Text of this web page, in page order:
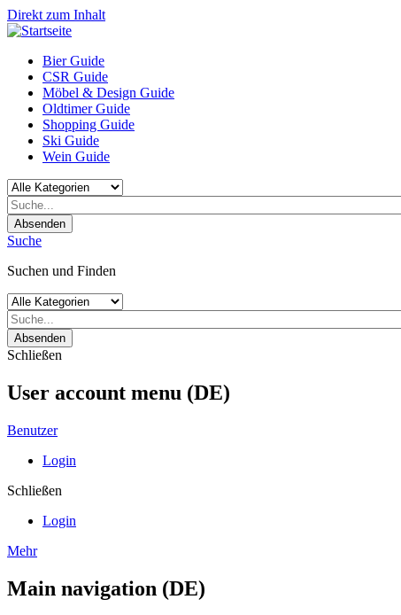
Direkt zum Inhalt
Bier Guide
CSR Guide
Möbel & Design Guide
Oldtimer Guide
Shopping Guide
Ski Guide
Wein Guide
Absenden
Suche
Suchen und Finden
Absenden
Schließen
User account menu (DE)
Benutzer
Login
Schließen
Login
Mehr
Main navigation (DE)